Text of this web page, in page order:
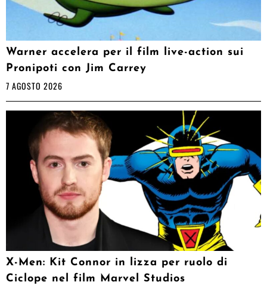
Warner accelera per il film live-action sui
Pronipoti con Jim Carrey
7 AGOSTO 2026
X-Men: Kit Connor in lizza per ruolo di
Ciclope nel film Marvel Studios